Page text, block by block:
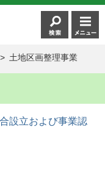
> 土地区画整理事業
設立および事業認